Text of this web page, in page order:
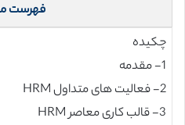
فهرست
چکیده
1- مقدمه
2- فعالیت های متداول HRM
3- قالب کاری معاصر HRM